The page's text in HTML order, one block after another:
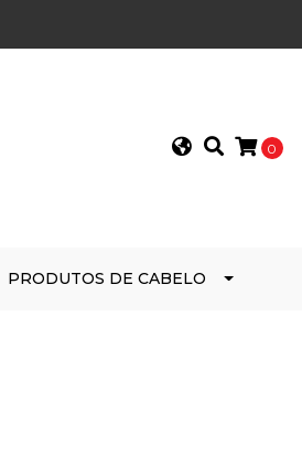
0
PRODUTOS DE CABELO